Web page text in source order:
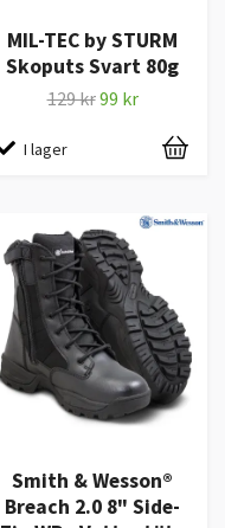
MIL-TEC by STURM
Skoputs Svart 80g
129 kr99 kr
I lager
Smith & Wesson®
Breach 2.0 8" Side-